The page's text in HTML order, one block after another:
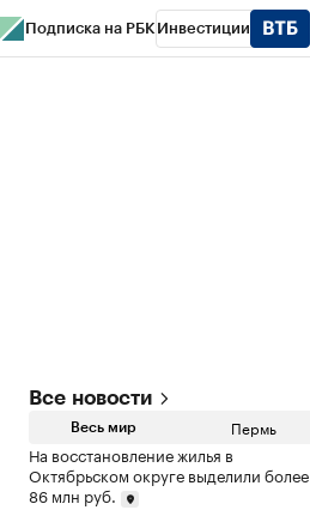
Подписка на РБК Инвестиции
Все новости
Весь мир Пермь
На восстановление жилья в
Октябрьском округе выделили более
86 млн руб.